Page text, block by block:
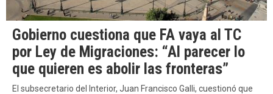
Gobierno cuestiona que FA vaya al TC
por Ley de Migraciones: “Al parecer lo
que quieren es abolir las fronteras”
El subsecretario del Interior, Juan Francisco Galli, cuestionó que